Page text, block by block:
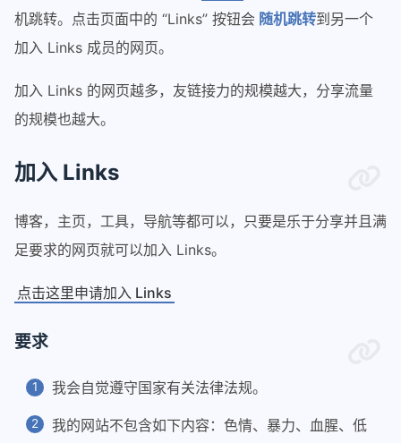
机跳转。点击页面中的 “Links” 按钮会 随机跳转到另一个
加入 Links 成员的网页。
加入 Links 的网页越多，友链接力的规模越大，分享流量
的规模也越大。
加入 Links
博客，主页，工具，导航等都可以，只要是乐于分享并且满
足要求的网页就可以加入 Links。
点击这里申请加入 Links
要求
我会自觉遵守国家有关法律法规。
我的网站不包含如下内容：色情、暴力、血腥、低